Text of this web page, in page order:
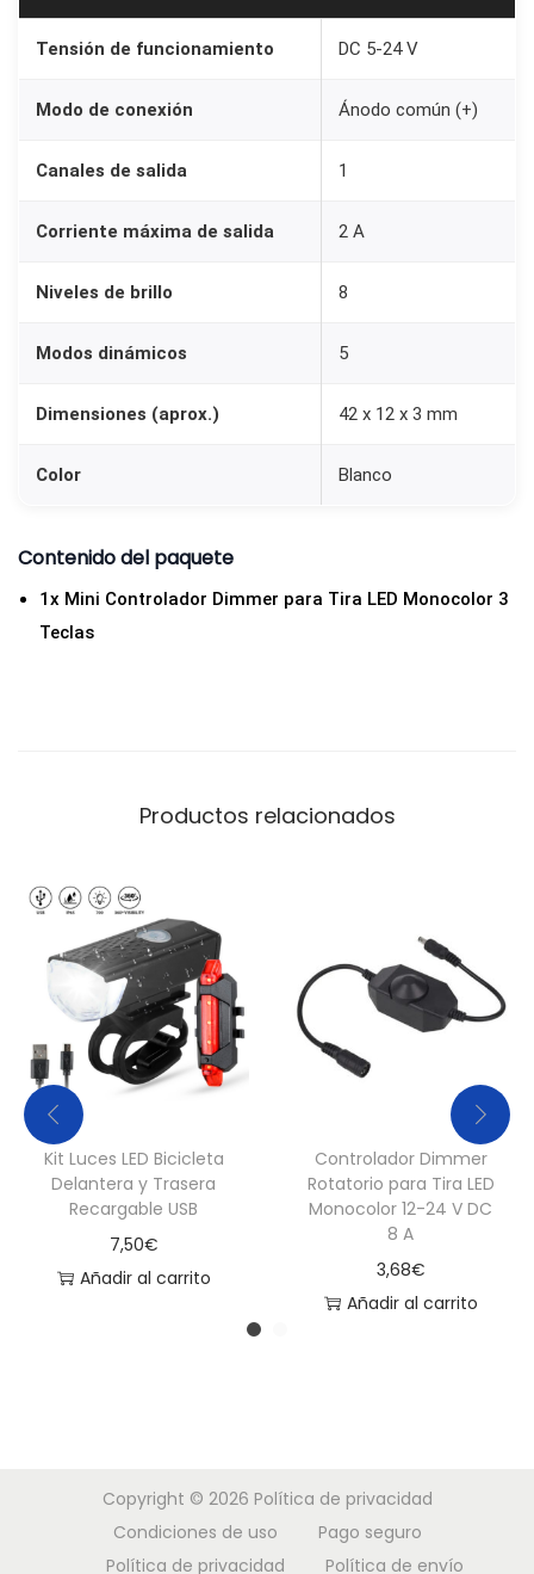
T
r
L
D
o
l
3
T
e
4
2
A
c
a
n
t
i
d
d
Tensión de funcionamiento DC 5-24 V
Modo de conexión Ánodo común (+)
Canales de salida 1
Corriente máxima de salida 2 A
Niveles de brillo 8
Modos dinámicos 5
Dimensiones (aprox.) 42 x 12 x 3 mm
Color Blanco
Contenido del paquete
1x Mini Controlador Dimmer para Tira LED Monocolor 3
Teclas
Productos relacionados
Kit Luces LED Bicicleta
Delantera y Trasera
Recargable USB
7,50€
Añadir al carrito
Controlador Dimmer
Rotatorio para Tira LED
Monocolor 12-24 V DC
8 A
3,68€
Añadir al carrito
Copyright © 2026 Política de privacidad
Condiciones de uso
Pago seguro
Política de privacidad
Política de envío